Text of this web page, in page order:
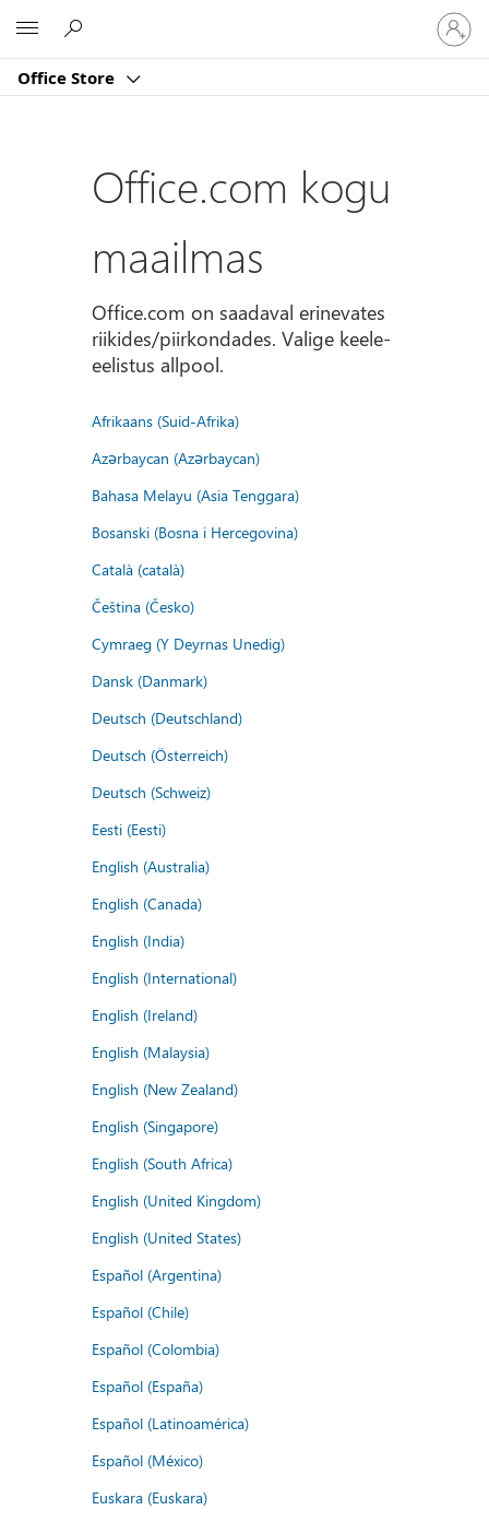
Office Store
Logige
sisse
oma
Office.com kogu
maailmas
Office.com on saadaval erinevates
riikides/piirkondades. Valige keele-
eelistus allpool.
Afrikaans (Suid-Afrika)
Azərbaycan (Azərbaycan)
Bahasa Melayu (Asia Tenggara)
Bosanski (Bosna i Hercegovina)
Català (català)
Čeština (Česko)
Cymraeg (Y Deyrnas Unedig)
Dansk (Danmark)
Deutsch (Deutschland)
Deutsch (Österreich)
Deutsch (Schweiz)
Eesti (Eesti)
English (Australia)
English (Canada)
English (India)
English (International)
English (Ireland)
English (Malaysia)
English (New Zealand)
English (Singapore)
English (South Africa)
English (United Kingdom)
English (United States)
Español (Argentina)
Español (Chile)
Español (Colombia)
Español (España)
Español (Latinoamérica)
Español (México)
Euskara (Euskara)